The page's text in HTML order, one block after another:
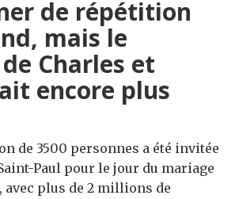
de répétition
mais le
Charles et
encore plus
de 3500 personnes a été invitée
Paul pour le jour du mariage
avec plus de 2 millions de